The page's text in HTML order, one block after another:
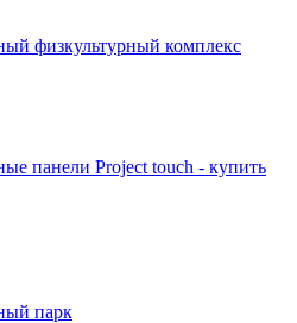
физкультурный комплекс
панели Project touch - купить
парк